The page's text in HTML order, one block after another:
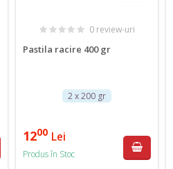
0 review-uri
Pastila racire 400 gr
2 x 200 gr
1200 Lei
Produs în Stoc